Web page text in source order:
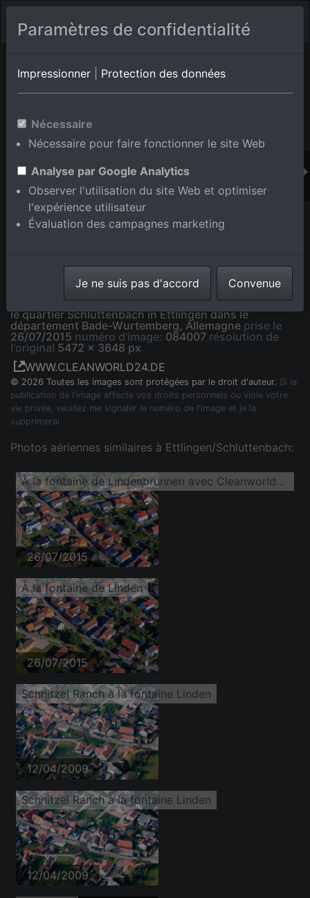
Album de lieux Ettlingen/Schluttenbach
Wurtemberg,Allemagne
Ajouter au panier int.
À la fontaine de Lindenbrunnen avec Cleanworld24 à
le quartier Schluttenbach in Ettlingen dans le
département Bade-Wurtemberg, Allemagne prise le
26/07/2015 numéro d'image: 084007 résolution de
l'original 5472 x 3648 px
WWW.CLEANWORLD24.DE
© 2026 Toutes les images sont protégées par le droit d'auteur. Si la
publication de l'image affecte vos droits personnels ou viole votre
vie privée, veuillez me signaler le numéro de l'image et je la
supprimerai.
Photos aériennes similaires à Ettlingen/Schluttenbach:
À la fontaine de Lindenbrunnen avec Cleanworld24
26/07/2015
À la fontaine de Linden
26/07/2015
Schnitzel Ranch à la fontaine Linden
12/04/2009
Schnitzel Ranch à la fontaine Linden
12/04/2009
Paramètres de confidentialité
Impressionner Protection des données
Nécessaire
Nécessaire pour faire fonctionner le site Web
Analyse par Google Analytics
Observer l'utilisation du site Web et optimiser
l'expérience utilisateur
Évaluation des campagnes marketing
Je ne suis pas d'accord Convenue